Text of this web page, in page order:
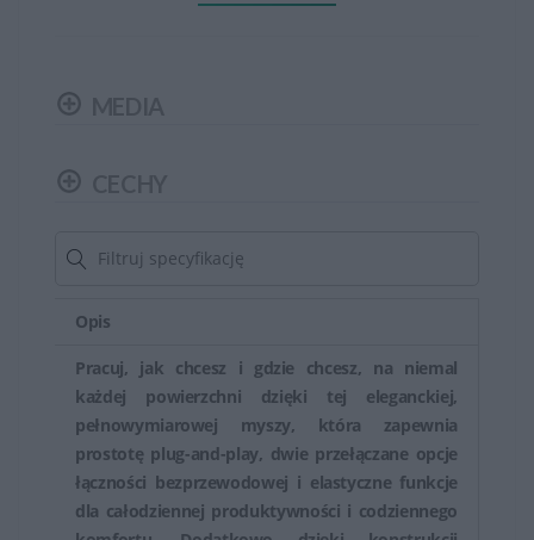
kształt, który minimalizuje zmęczenie dłoni podczas
Niektóre modele klawiatur HP są odporne na zalanie, co
optyczne lub laserowe, które zapewniają dokładne
Niektóre klawiatury HP posiadają podświetlenie
klawiszy, co ułatwia korzystanie z klawiatury w
warunkach słabego oświetlenia.
Wiele myszy i klawiatur HP oferuje bezprzewodowe
połączenie, co zapewnia swobodę użytkowania brak
kabli.
Opis
Pracuj, jak chcesz i gdzie chcesz, na niemal
każdej powierzchni dzięki tej eleganckiej,
pełnowymiarowej myszy, która zapewnia
prostotę plug-and-play, dwie przełączane opcje
łączności bezprzewodowej i elastyczne funkcje
dla całodziennej produktywności i codziennego